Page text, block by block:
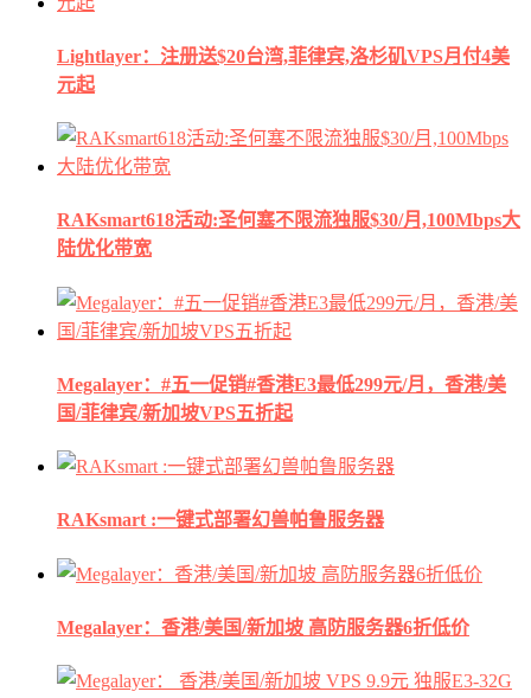
Lightlayer：注册送$20台湾,菲律宾,洛杉矶VPS月付4美
元起
RAKsmart618活动:圣何塞不限流独服$30/月,100Mbps大
陆优化带宽
Megalayer：#五一促销#香港E3最低299元/月，香港/美
国/菲律宾/新加坡VPS五折起
RAKsmart :一键式部署幻兽帕鲁服务器
Megalayer：香港/美国/新加坡 高防服务器6折低价